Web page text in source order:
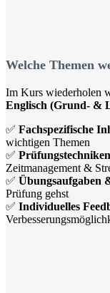
Welche Themen
Im Kurs wiederholen
Englisch (Grund- &
✅ Fachspezifische
wichtigen Themen
✅
Zeitmanagement &
✅ Übungsaufgaben
Prüfung gehst
✅ Individuelles